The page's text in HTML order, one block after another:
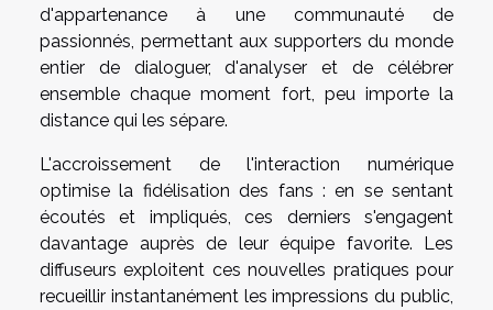
d'appartenance à une communauté de
passionnés, permettant aux supporters du monde
entier de dialoguer, d'analyser et de célébrer
ensemble chaque moment fort, peu importe la
distance qui les sépare.
L'accroissement de l'interaction numérique
optimise la fidélisation des fans : en se sentant
écoutés et impliqués, ces derniers s'engagent
davantage auprès de leur équipe favorite. Les
diffuseurs exploitent ces nouvelles pratiques pour
recueillir instantanément les impressions du public,